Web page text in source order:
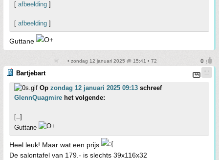
[ afbeelding ]
[ afbeelding ]
Guttane
• zondag 12 januari 2025 @ 15:41 • 72
Bartjebart
Op zondag 12 januari 2025 09:13 schreef
GlennQuagmire het volgende:
[..]
Guttane
Heel leuk! Maar wat een prijs
De salontafel van 179.- is slechts 39x116x32